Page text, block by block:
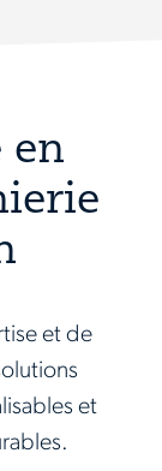
en
et de
et